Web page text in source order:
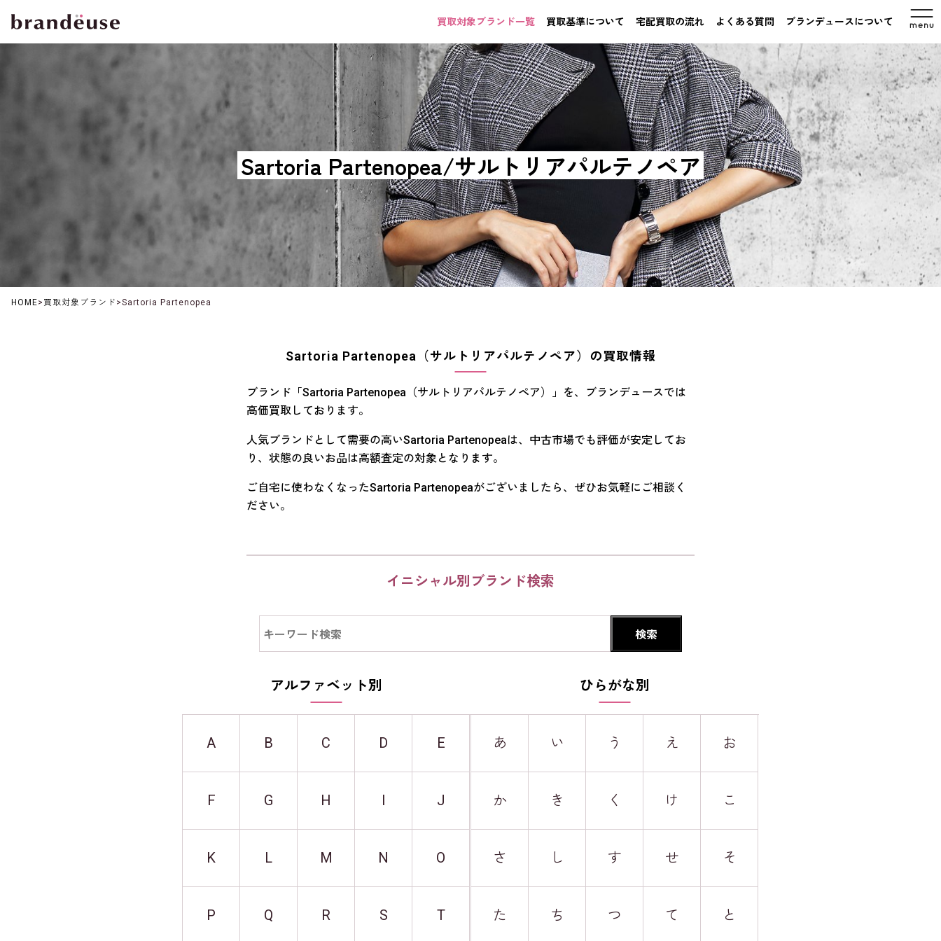
買取対象ブランド一覧 買取基準について 宅配買取の流れ よくある質問 ブランデュースについて
Sartoria Partenopea/サルトリアパルテノペア
HOME> 買取対象ブランド >Sartoria Partenopea
Sartoria Partenopea（サルトリアパルテノペア）の買取情報
ブランド「Sartoria Partenopea（サルトリアパルテノペア）」を、ブランデュースでは
高価買取しております。
人気ブランドとして需要の高いSartoria Partenopeaは、中古市場でも評価が安定してお
り、状態の良いお品は高額査定の対象となります。
ご自宅に使わなくなったSartoria Partenopeaがございましたら、ぜひお気軽にご相談く
ださい。
イニシャル別ブランド検索
アルファベット別
A B C D E
F G H I J
K L M N O
P Q R S T
ひらがな別
あ い う え お
か き く け こ
さ し す せ そ
た ち つ て と